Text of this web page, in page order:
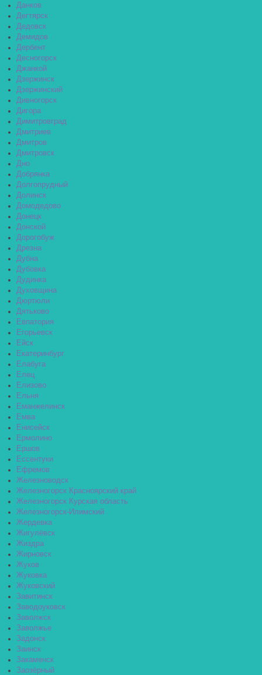
Данков
Дегтярск
Дедовск
Демидов
Дербент
Десногорск
Джанкой
Дзержинск
Дзержинский
Дивногорск
Дигора
Димитровград
Дмитриев
Дмитров
Дмитровск
Дно
Добрянка
Долгопрудный
Долинск
Домодедово
Донецк
Донской
Дорогобуж
Дрезна
Дубна
Дубовка
Дудинка
Духовщина
Дюртюли
Дятьково
Евпатория
Егорьевск
Ейск
Екатеринбург
Елабуга
Елец
Елизово
Ельня
Еманжелинск
Емва
Енисейск
Ермолино
Ершов
Ессентуки
Ефремов
Железноводск
Железногорск Красноярский край
Железногорск Курская область
Железногорск-Илимский
Жердевка
Жигулёвск
Жиздра
Жирновск
Жуков
Жуковка
Жуковский
Завитинск
Заводоуковск
Заволжск
Заволжье
Задонск
Заинск
Закаменск
Заозёрный